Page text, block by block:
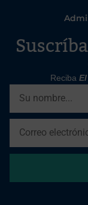
Reciba